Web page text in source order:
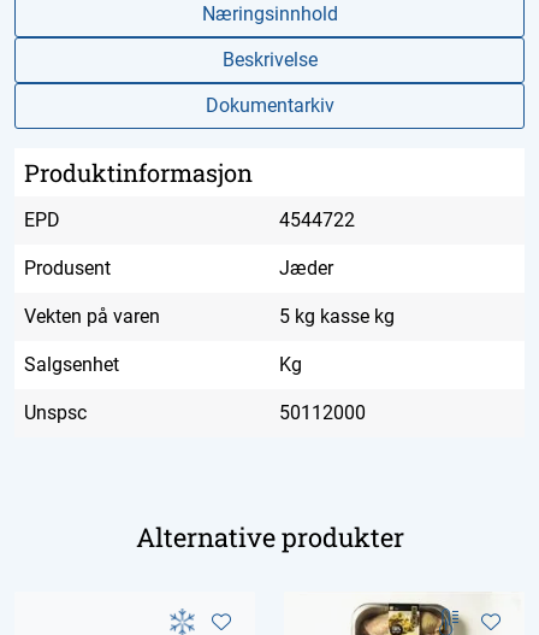
Næringsinnhold
Beskrivelse
Dokumentarkiv
Produktinformasjon
EPD 4544722
Produsent Jæder
Vekten på varen 5 kg kasse kg
Salgsenhet Kg
Unspsc 50112000
Alternative produkter